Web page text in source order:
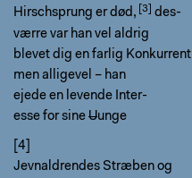
Hirschsprung er død,
des-
værre var han vel aldrig
blevet dig en farlig Konkurrent
men alligevel – han
ejede en levende Inter-
esse for sine Uunge
[4]
Jevnaldrendes Stræben og